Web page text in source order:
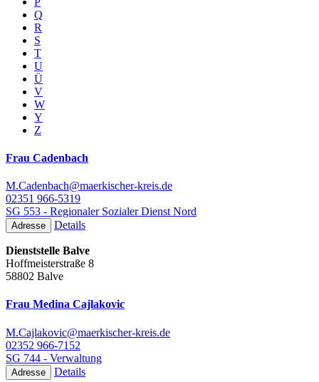
Q
R
S
T
U
Ü
V
W
Y
Z
Frau Cadenbach
M.Cadenbach@maerkischer-kreis.de
02351 966-5319
SG 553 - Regionaler Sozialer Dienst Nord
Adresse Details
Dienststelle Balve
Hoffmeisterstraße 8
58802 Balve
Frau Medina Cajlakovic
M.Cajlakovic@maerkischer-kreis.de
02352 966-7152
SG 744 - Verwaltung
Adresse Details